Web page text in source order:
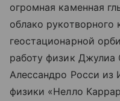
огромная каменная
облако рукотворного
геостационарной
работу физик Джулиа
Алессандро Росси из
физики «Нелло